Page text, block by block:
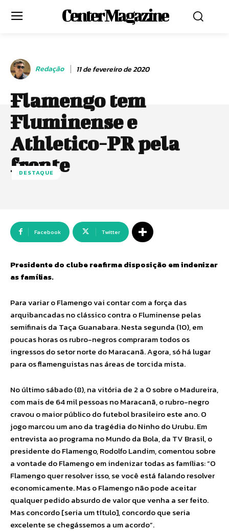
Center Magazine
Redação 11 de fevereiro de 2020
Flamengo tem
Fluminense e
Athletico-PR pela
frente
DESTAQUE
Facebook Twitter
Presidente do clube reafirma disposição em indenizar
as famílias.
Para variar o Flamengo vai contar com a força das
arquibancadas no clássico contra o Fluminense pelas
semifinais da Taça Guanabara. Nesta segunda (10), em
poucas horas os rubro-negros compraram todos os
ingressos do setor norte do Maracanã. Agora, só há lugar
para os flamenguistas nas áreas de torcida mista.
No último sábado (8), na vitória de 2 a 0 sobre o Madureira,
com mais de 64 mil pessoas no Maracanã, o rubro-negro
cravou o maior público do futebol brasileiro este ano. O
jogo marcou um ano da tragédia do Ninho do Urubu. Em
entrevista ao programa no Mundo da Bola, da TV Brasil, o
presidente do Flamengo, Rodolfo Landim, comentou sobre
a vontade do Flamengo em indenizar todas as famílias: “O
Flamengo quer resolver isso, se você está falando resolver
economicamente. Mas o Flamengo não pode aceitar
qualquer pedido absurdo de valor que venha a ser feito.
Mas concordo [seria um título], concordo que seria
excelente se chegássemos a um acordo”.